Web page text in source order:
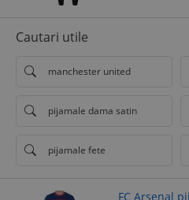
Cautari utile
manchester united
pijamale dama satin
pijamale fete
FC Arsenal